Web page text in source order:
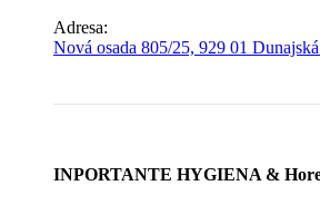
Adresa:
Nová osada 805/25, 929 01 Dunajská
INPORTANTE HYGIENA &